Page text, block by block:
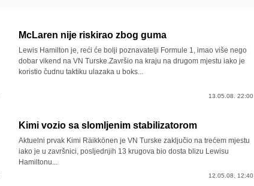
McLaren nije riskirao zbog guma
Lewis Hamilton je, reći će bolji poznavatelji Formule 1, imao više nego
dobar vikend na VN Turske.Završio na kraju na drugom mjestu iako je
koristio čudnu taktiku ulazaka u boks...
13.05.08. 22:00
Kimi vozio sa slomljenim stabilizatorom
Aktuelni prvak Kimi Räikkönen je VN Turske zaključio na trećem mjestu
iako je u završnici, posljednjih 13 krugova bio dosta blizu Lewisu
Hamiltonu...
12.05.08. 12:40